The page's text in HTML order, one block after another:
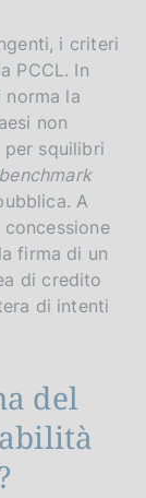
i criteri
PCCL. In
la
non
squilibri
benchmark
A
firma di un
di credito
di intenti
del